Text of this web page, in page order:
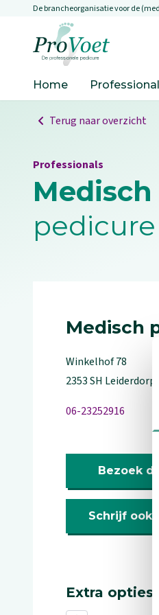
Overslaan en naar de inhoud
De brancheorganisatie voor de
Home
Terug naar overzicht
Professionals
Medisch
Winkelhof78
2353 SH Leiderdorp
06-23252916
Bezoek
Schrijf ook
Extra opties